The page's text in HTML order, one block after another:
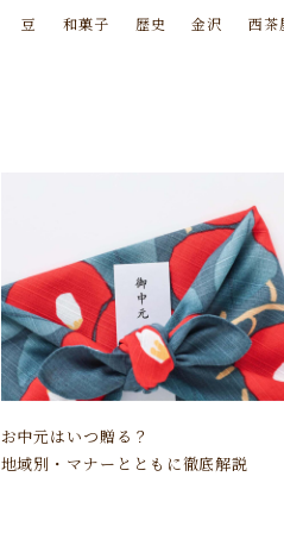
豆 和菓子 歴史 金沢 西茶
お中元はいつ贈る？
地域別・マナーとともに徹底解説